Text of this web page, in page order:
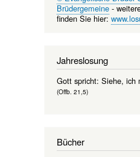
Brüdergemeine-
finden Sie hier:
Jahreslosung
Gott spricht: Siehe, ich
(Offb. 21,5)
Bücher